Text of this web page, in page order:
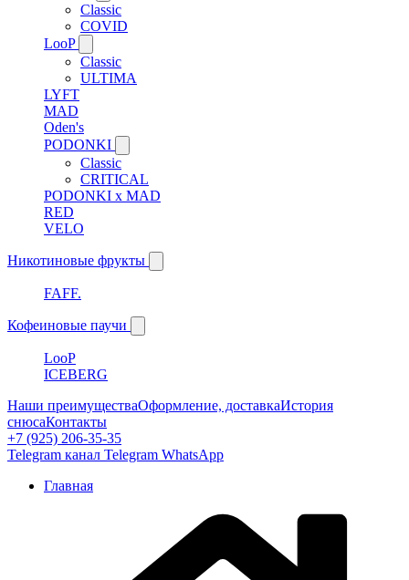
Classic
COVID
LooP
Classic
ULTIMA
LYFT
MAD
Oden's
PODONKI
Classic
CRITICAL
PODONKI x MAD
RED
VELO
Никотиновые фрукты
FAFF.
Кофеиновые паучи
LooP
ICEBERG
Наши преимуществаОформление, доставкаИстория
снюсаКонтакты
+7 (925) 206-35-35
Telegram канал Telegram WhatsApp
Главная